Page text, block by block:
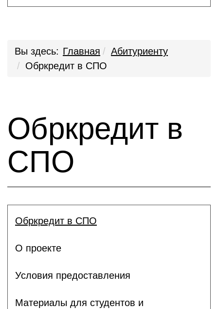
Вы здесь: Главная
Абитуриенту
Обркредит в СПО
Обркредит в
СПО
Обркредит в СПО
О проекте
Условия предоставления
Материалы для студентов и